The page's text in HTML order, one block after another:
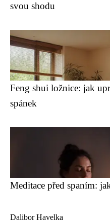
svou shodu
Feng shui ložnice: jak
spánek
Meditace před spaním:
Dalibor Havelka